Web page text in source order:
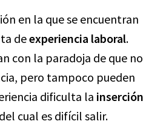
en la que se encuentran
deexperiencia laboral.
con la paradoja de que no
pero tampoco pueden
dificulta la inserción
cual es difícil salir.